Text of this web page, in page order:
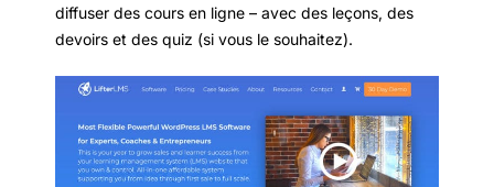
diffuser des cours en ligne – avec des leçons, des
devoirs et des quiz (si vous le souhaitez).